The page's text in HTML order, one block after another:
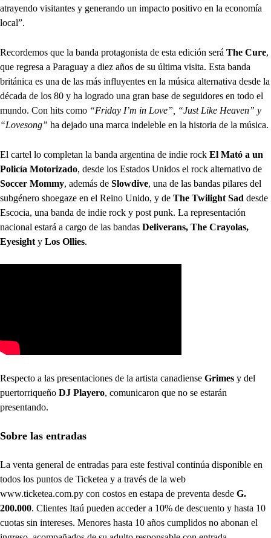
atrayendo visitantes y generando un impacto positivo en la economía
local”.
Recordemos que la banda protagonista de esta edición será The Cure,
que regresa a Paraguay a diez años de su última visita. Esta banda
británica es una de las más influyentes en la música alternativa desde la
década de los 80 y ha logrado una gran base de seguidores en todo el
mundo. Con hits como “Friday I’m in Love”, “Just Like Heaven” y
“Lovesong” ha dejado una marca indeleble en la historia de la música.
El cartel lo completan la banda argentina de indie rock El Mató a un
Policía Motorizado, desde los Estados Unidos el rock alternativo de
Soccer Mommy, además de Slowdive, una de las bandas pilares del
subgénero shoegaze en el Reino Unido, y de The Twilight Sad desde
Escocia, una banda de indie rock y post punk. La representación
nacional estará a cargo de las bandas Deliverans, The Crayolas,
Eyesight y Los Ollies.
Respecto a las presentaciones de la artista canadiense Grimes y del
puertorriqueño DJ Playero, comunicaron que no se estarán
presentando.
Sobre las entradas
La venta general de entradas para este festival continúa disponible en
todos los puntos de Ticketea y a través de la web
www.ticketea.com.py con costos en estapa de preventa desde G.
200.000. Clientes Itaú pueden acceder a 10% de descuento y hasta 10
cuotas sin intereses. Menores hasta 10 años cumplidos no abonan el